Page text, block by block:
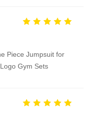
Piece Jumpsuit for
Gym Sets